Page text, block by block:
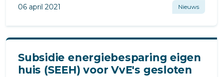
gebouw.
06 april 2021 Nieuws
Subsidie energiebesparing eigen
huis (SEEH) voor VvE's gesloten